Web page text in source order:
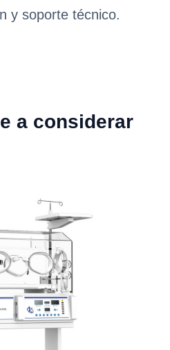
y soporte técnico.
a considerar